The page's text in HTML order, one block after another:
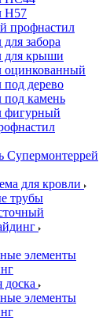
Н57
профнастил
забора
для крыши
оцинкованный
дерево
камень
фигурный
для кровли
трубы
элементы
доска
элементы